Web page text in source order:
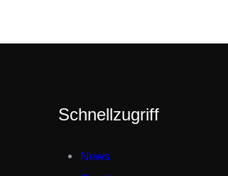
Schnellzugriff
News